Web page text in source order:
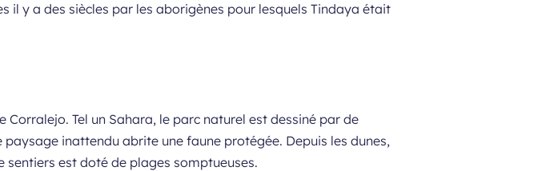
y a des siècles par les aborigènes pour lesquels Tindaya était
Tel un Sahara, le parc naturel est dessiné par de
inattendu abrite une faune protégée. Depuis les dunes,
sentiers est doté de plages somptueuses.